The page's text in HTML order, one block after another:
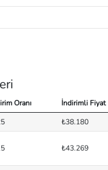
Oranı İndirimli Fiyat
₺38.180
₺43.269